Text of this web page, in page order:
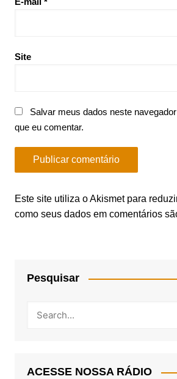
Site
Salvar meus dados neste
que eu comentar.
Este site utiliza o Akismet para
como seus dados em comentários
Pesquisar
ACESSE NOSSA RÁDIO